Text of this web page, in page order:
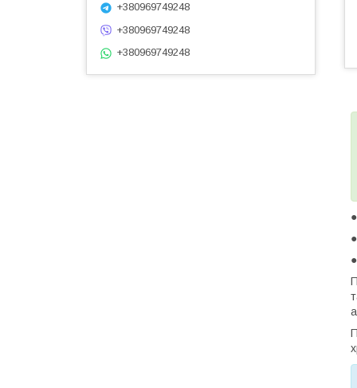
+380969749248
+380969749248
+380969749248